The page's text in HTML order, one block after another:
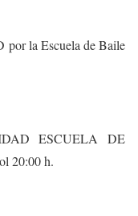
la Escuela de Baile
ESCUELA DE
20:00 h.